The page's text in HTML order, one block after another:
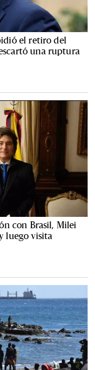
el retiro del
una ruptura
con Brasil, Milei
luego visita